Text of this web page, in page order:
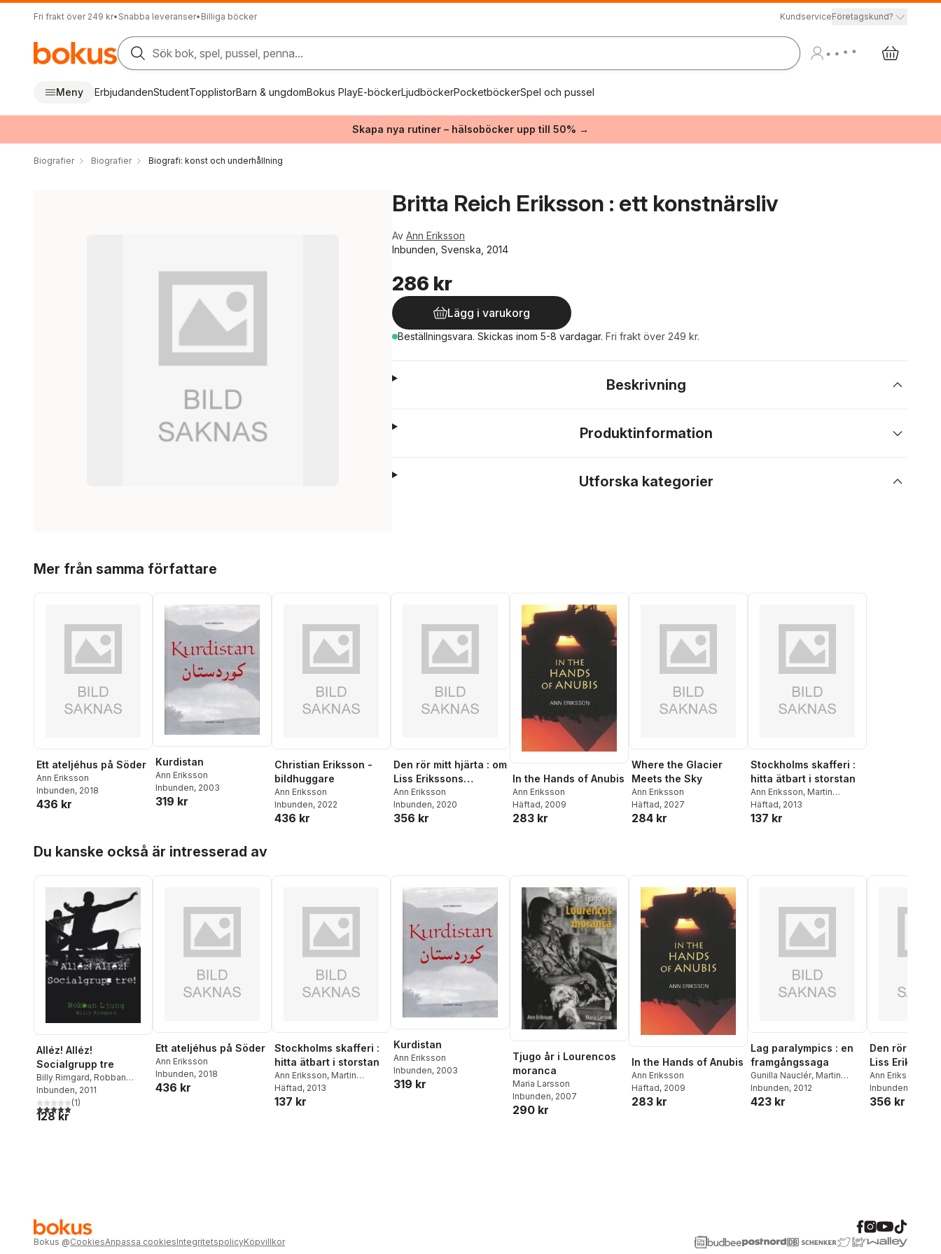
Fri frakt över 249 kr• Snabba leveranser• Billiga böcker KundserviceFöretagskund?
Sök bok, spel, pussel, penna...
Meny ErbjudandenStudentTopplistorBarn & ungdomBokus PlayE-böckerLjudböckerPocketböckerSpel och pussel
Skapa nya rutiner – hälsoböcker upp till 50% →
Biografier Biografier Biografi: konst och underhållning
Britta Reich Eriksson : ett konstnärsliv
Av Ann Eriksson
Inbunden, Svenska, 2014
286 kr
Lägg i varukorg
Beställningsvara. Skickas inom 5-8 vardagar. Fri frakt över 249 kr.
Beskrivning
Produktinformation
Utforska kategorier
Mer från samma författare
Ett ateljéhus på Söder
Ann Eriksson
Inbunden, 2018
436 kr
Kurdistan
Ann Eriksson
Inbunden, 2003
319 kr
Christian Eriksson -
bildhuggare
Ann Eriksson
Inbunden, 2022
436 kr
Den rör mitt hjärta : om
Liss Erikssons
offentliga verk
Ann Eriksson
Inbunden, 2020
356 kr
In the Hands of Anubis
Ann Eriksson
Häftad, 2009
283 kr
Where the Glacier
Meets the Sky
Ann Eriksson
Häftad, 2027
284 kr
Stockholms skafferi :
hitta ätbart i storstan
Ann Eriksson, Martin
Nauclér
Häftad, 2013
137 kr
Du kanske också är intresserad av
Alléz! Alléz!
Socialgrupp tre
Billy Rimgard, Robban
Ljung
Inbunden, 2011
5,0utav 5 stjärnor. Totalt antal röster:
(1)
128 kr
Ett ateljéhus på Söder
Ann Eriksson
Inbunden, 2018
436 kr
Stockholms skafferi :
hitta ätbart i storstan
Ann Eriksson, Martin
Nauclér
Häftad, 2013
137 kr
Kurdistan
Ann Eriksson
Inbunden, 2003
319 kr
Tjugo år i Lourencos
moranca
Maria Larsson
Inbunden, 2007
290 kr
In the Hands of Anubis
Ann Eriksson
Häftad, 2009
283 kr
Lag paralympics : en
framgångssaga
Gunilla Nauclér, Martin
Nauclér
Inbunden, 2012
423 kr
Den rör mitt
Liss Erikssons
offentliga
Ann Eriksson
Inbunden
356 kr
Bokus @CookiesAnpassa cookiesIntegritetspolicyKöpvillkor